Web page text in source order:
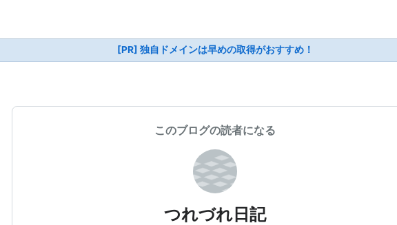
[PR] 独自ドメインは早めの取得がおすすめ！
このブログの読者になる
つれづれ日記